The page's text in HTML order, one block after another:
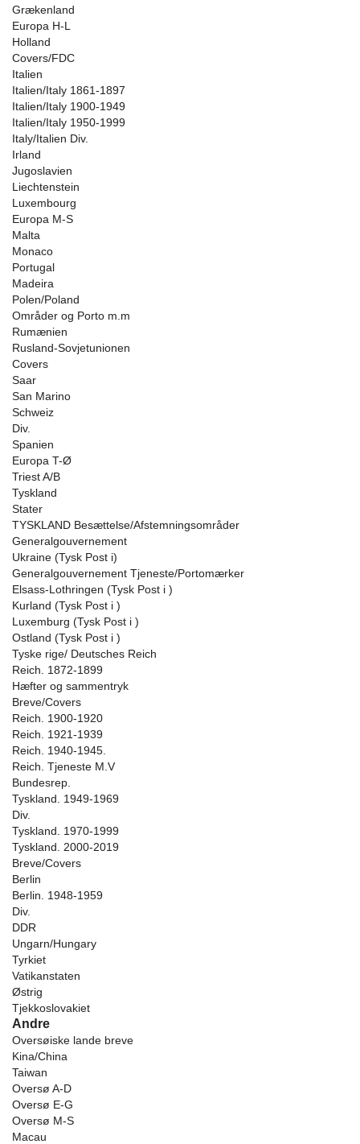
Grækenland
Europa H-L
Holland
Covers/FDC
Italien
Italien/Italy 1861-1897
Italien/Italy 1900-1949
Italien/Italy 1950-1999
Italy/Italien Div.
Irland
Jugoslavien
Liechtenstein
Luxembourg
Europa M-S
Malta
Monaco
Portugal
Madeira
Polen/Poland
Områder og Porto m.m
Rumænien
Rusland-Sovjetunionen
Covers
Saar
San Marino
Schweiz
Div.
Spanien
Europa T-Ø
Triest A/B
Tyskland
Stater
TYSKLAND Besættelse/Afstemningsområder
Generalgouvernement
Ukraine (Tysk Post i)
Generalgouvernement Tjeneste/Portomærker
Elsass-Lothringen (Tysk Post i )
Kurland (Tysk Post i )
Luxemburg (Tysk Post i )
Ostland (Tysk Post i )
Tyske rige/ Deutsches Reich
Reich. 1872-1899
Hæfter og sammentryk
Breve/Covers
Reich. 1900-1920
Reich. 1921-1939
Reich. 1940-1945.
Reich. Tjeneste M.V
Bundesrep.
Tyskland. 1949-1969
Div.
Tyskland. 1970-1999
Tyskland. 2000-2019
Breve/Covers
Berlin
Berlin. 1948-1959
Div.
DDR
Ungarn/Hungary
Tyrkiet
Vatikanstaten
Østrig
Tjekkoslovakiet
Andre
Oversøiske lande breve
Kina/China
Taiwan
Oversø A-D
Oversø E-G
Oversø M-S
Macau